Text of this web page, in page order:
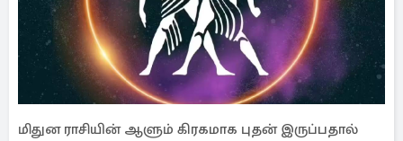
மிதுன ராசியின் ஆளும் கிரகமாக புதன் இருப்பதால்